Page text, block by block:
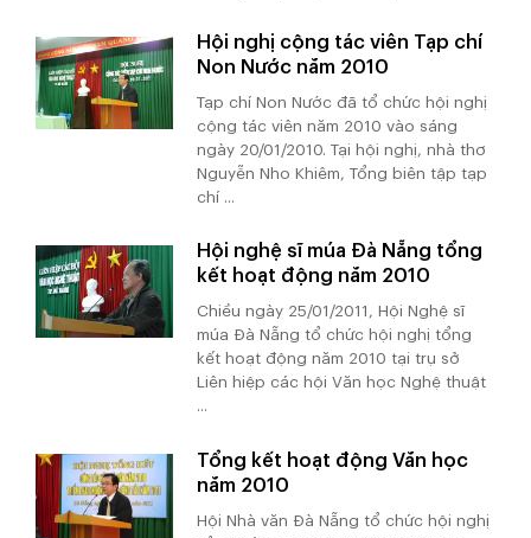
Hội nghị cộng tác viên Tạp chí
Non Nước năm 2010
Tạp chí Non Nước đã tổ chức hội nghị
cộng tác viên năm 2010 vào sáng
ngày 20/01/2010. Tại hội nghị, nhà thơ
Nguyễn Nho Khiêm, Tổng biên tập tạp
chí ...
Hội nghệ sĩ múa Đà Nẵng tổng
kết hoạt động năm 2010
Chiều ngày 25/01/2011, Hội Nghệ sĩ
múa Đà Nẵng tổ chức hội nghị tổng
kết hoạt động năm 2010 tại trụ sở
Liên hiệp các hội Văn học Nghệ thuật
...
Tổng kết hoạt động Văn học
năm 2010
Hội Nhà văn Đà Nẵng tổ chức hội nghị